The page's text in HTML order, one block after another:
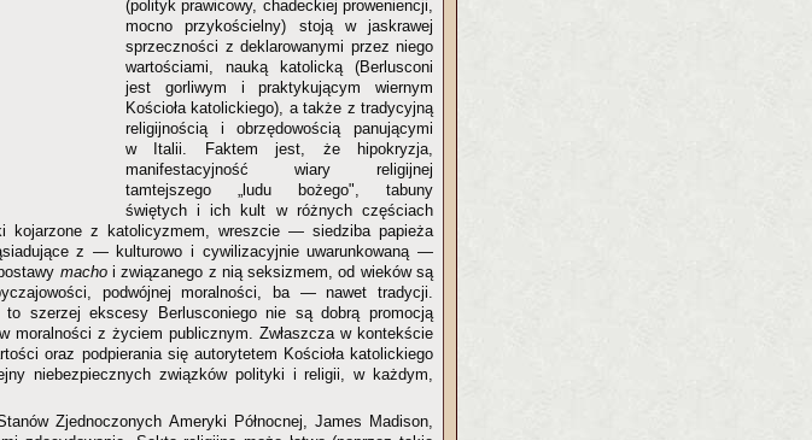
(polityk prawicowy, chadeckiej proweniencji,
mocno przykościelny) stoją w jaskrawej
sprzeczności z deklarowanymi przez niego
wartościami, nauką katolicką (Berlusconi
jest gorliwym i praktykującym wiernym
Kościoła katolickiego), a także z tradycyjną
religijnością i obrzędowością panującymi
w Italii. Faktem jest, że hipokryzja,
manifestacyjność wiary religijnej
tamtejszego „ludu bożego", tabuny
świętych i ich kult w różnych częściach
kojarzone z katolicyzmem, wreszcie — siedziba papieża
z — kulturowo i cywilizacyjnie uwarunkowaną —
machoi związanego z nią seksizmem, od wieków są
podwójnej moralności, ba — nawet tradycji.
to szerzej ekscesy Berlusconiego nie są dobrą promocją
moralności z życiem publicznym. Zwłaszcza w kontekście
oraz podpierania się autorytetem Kościoła katolickiego
niebezpiecznych związków polityki i religii, w każdym,
Zjednoczonych Ameryki Północnej, James Madison,